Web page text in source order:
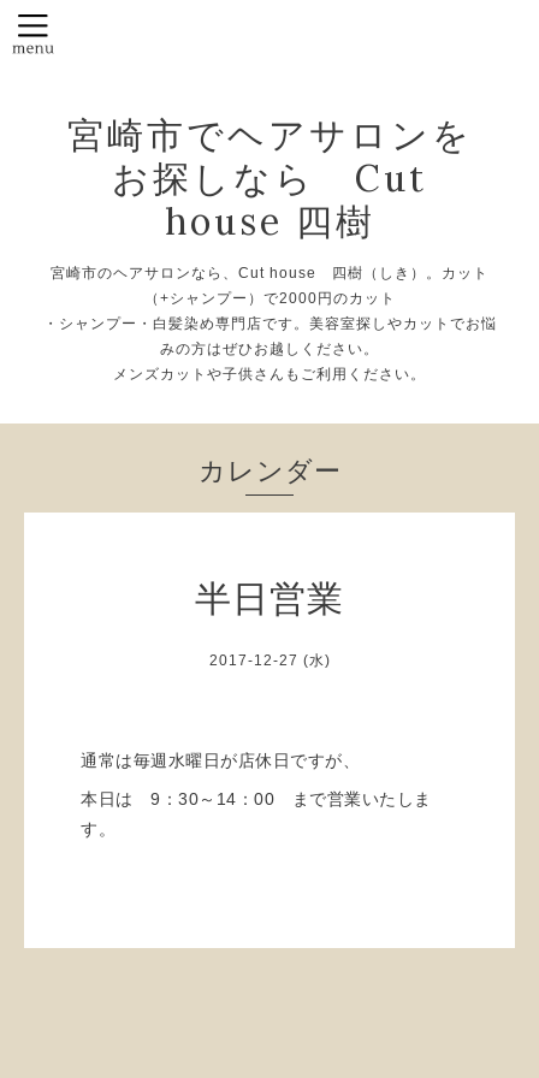
宮崎市でヘアサロンを
お探しなら Cut
house 四樹
宮崎市のヘアサロンなら、Cut house 四樹（しき）。カット
（+シャンプー）で2000円のカット
・シャンプー・白髪染め専門店です。美容室探しやカットでお悩
みの方はぜひお越しください。
メンズカットや子供さんもご利用ください。
カレンダー
半日営業
2017-12-27 (水)
通常は毎週水曜日が店休日ですが、
本日は 9：30～14：00 まで営業いたしま
す。